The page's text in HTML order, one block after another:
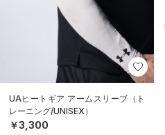
UAヒートギア アームスリーブ（ト
レーニング/UNISEX）
￥3,300